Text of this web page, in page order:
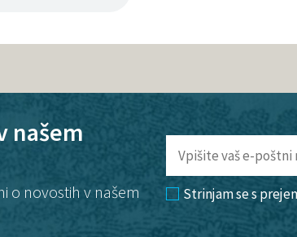
našem
o novostih v našem
Strinjam se s